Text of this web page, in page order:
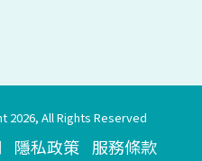
2026, All Rights Reserved
隱私政策 服務條款